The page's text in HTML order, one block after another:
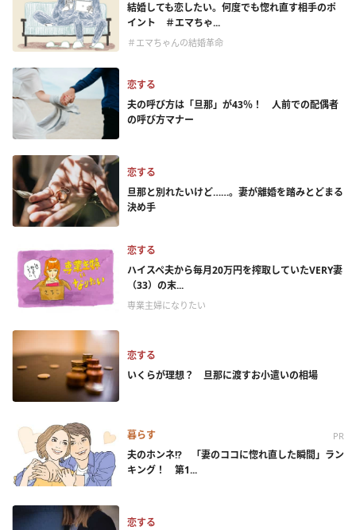
結婚しても恋したい。何度でも惚れ直す相手のポ
イント ＃エマちゃ...
＃エマちゃんの結婚革命
恋する
夫の呼び方は「旦那」が43％！ 人前での配偶者
の呼び方マナー
恋する
旦那と別れたいけど……。妻が離婚を踏みとどまる
決め手
恋する
ハイスペ夫から毎月20万円を搾取していたVERY妻
（33）の末...
専業主婦になりたい
恋する
いくらが理想？ 旦那に渡すお小遣いの相場
暮らす PR
夫のホンネ!? 「妻のココに惚れ直した瞬間」ラン
キング！ 第1...
恋する